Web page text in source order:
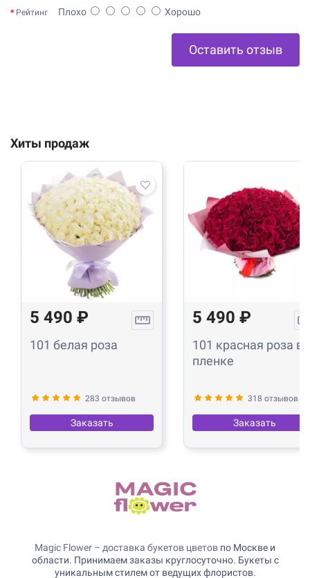
Рейтинг Плохо Хорошо
Оставить отзыв
Хиты продаж
5 490 ₽
101 белая роза
283 отзывов
Заказать
5 490 ₽
101 красная роза в
пленке
318 отзывов
Заказать
Magic Flower – доставка букетов цветов по Москве и
области. Принимаем заказы круглосуточно. Букеты с
уникальным стилем от ведущих флористов.